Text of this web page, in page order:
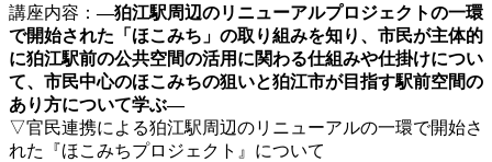
講座内容：―狛江駅周辺のリニューアルプロジェクトの一環
で開始された「ほこみち」の取り組みを知り、市民が主体的
に狛江駅前の公共空間の活用に関わる仕組みや仕掛けについ
て、市民中心のほこみちの狙いと狛江市が目指す駅前空間の
あり方について学ぶ―
▽官民連携による狛江駅周辺のリニューアルの一環で開始さ
れた『ほこみちプロジェクト』について